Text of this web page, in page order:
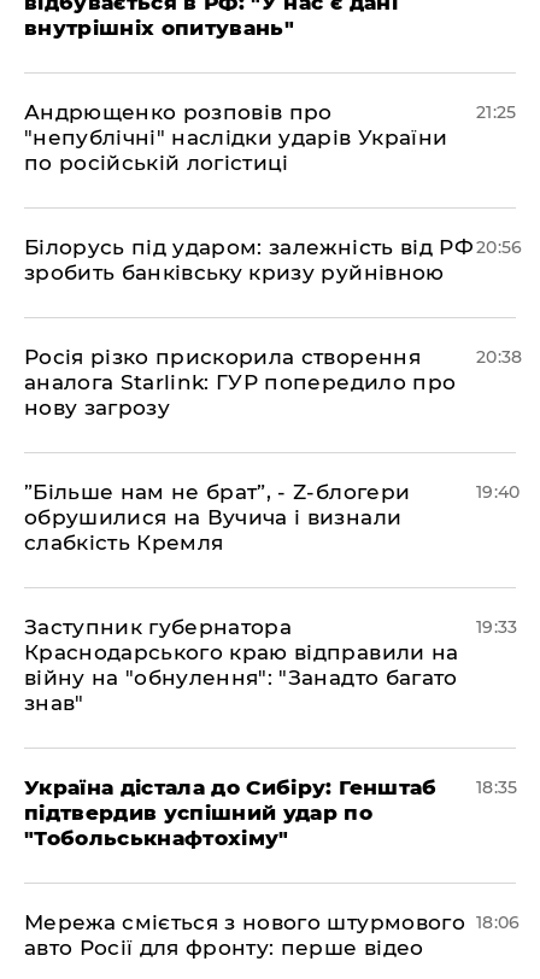
внутрішніх опитувань"
​Андрющенко розповів про
"непублічні" наслідки ударів України
по російській логістиці
21:25
​Білорусь під ударом: залежність від РФ
зробить банківську кризу руйнівною
20:56
​Росія різко прискорила створення
аналога Starlink: ГУР попередило про
нову загрозу
20:38
​”Більше нам не брат”, - Z-блогери
обрушилися на Вучича і визнали
слабкість Кремля
19:40
​Заступник губернатора
Краснодарського краю відправили на
війну на "обнулення": "Занадто багато
знав"
19:33
​Україна дістала до Сибіру: Генштаб
підтвердив успішний удар по
"Тобольськнафтохіму"
18:35
​Мережа сміється з нового штурмового
авто Росії для фронту: перше відео
18:06